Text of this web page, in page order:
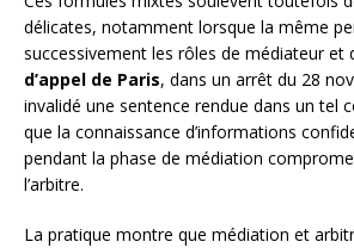
délicates, notamment lorsque la même
successivement les rôles de médiateur et
d’appel de Paris, dans un arrêt du 28
invalidé une sentence rendue dans un tel
que la connaissance d’informations
pendant la phase de médiation
l’arbitre.
La pratique montre que médiation et